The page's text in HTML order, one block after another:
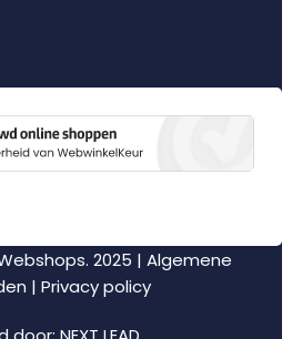
2025 | Algemene
| Privacy policy